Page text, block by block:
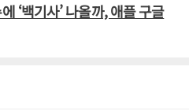
‘백기사’ 나올까, 애플 구글